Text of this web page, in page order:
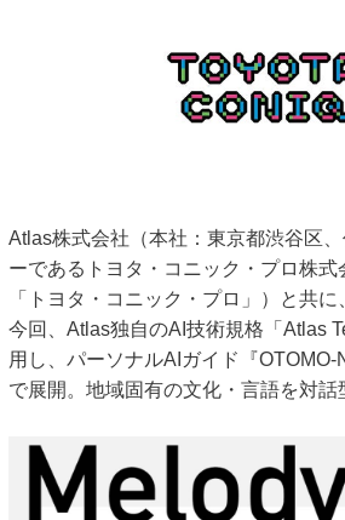
Atlas株式会社（本社：東京都渋谷区
ーであるトヨタ・コニック・プロ株
「トヨタ・コニック・プロ」）と共
今回、Atlas独自のAI技術規格「Atlas
用し、パーソナルAIガイド『
で展開。地域固有の文化・言語を対話